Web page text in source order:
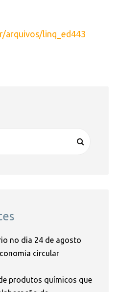
arquivos/linq_ed443
no dia 24 de agosto
circular
produtos químicos que